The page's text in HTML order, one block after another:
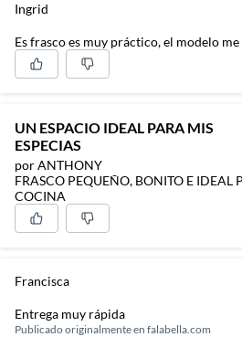
Ingrid
Es frasco es muy práctico, el modelo
UN ESPACIO IDEAL PARA MIS
ESPECIAS
por ANTHONY
FRASCO PEQUEÑO, BONITO E IDEAL
COCINA
Francisca
Entrega muy rápida
Publicado originalmente en falabella.com